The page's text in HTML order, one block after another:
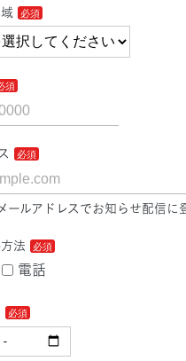
ールアドレスでお知らせ配信に
法
電話